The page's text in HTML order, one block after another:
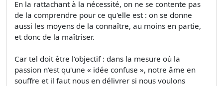
En la rattachant à la nécessité, on ne se contente pas
de la comprendre pour ce qu'elle est : on se donne
aussi les moyens de la connaître, au moins en partie,
et donc de la maîtriser.
Car tel doit être l'objectif : dans la mesure où la
passion n'est qu'une « idée confuse », notre âme en
souffre et il faut nous en délivrer si nous voulons